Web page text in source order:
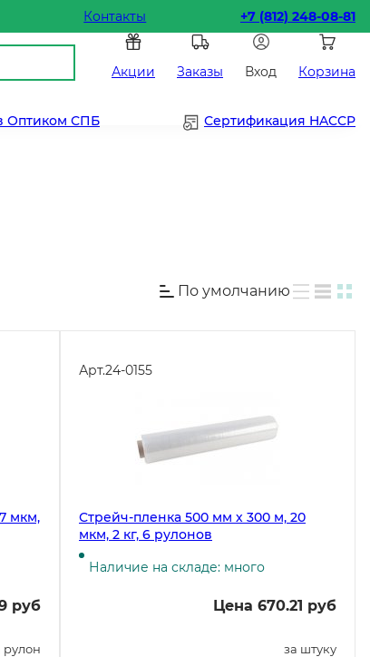
Контакты +7 (812) 248-08-81
Акции Заказы Вход Корзина
Оптиком СПБ Сертификация HACCP
По умолчанию
мкм,
руб
рулон
Арт.24-0155
Стрейч-пленка 500 мм х 300 м, 20
мкм, 2 кг, 6 рулонов
Наличие на складе: много
Цена 670.21 руб
за штуку